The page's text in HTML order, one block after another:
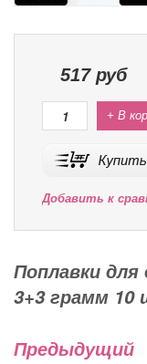
517руб
+ В
Добавить к
Поплавки для
3+3 грамм 10
Предыдущий